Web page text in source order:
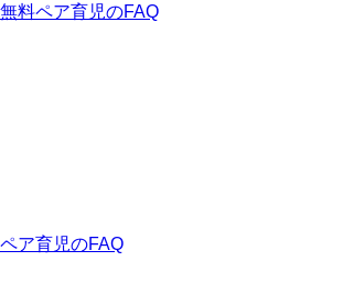
料ペア育児のFAQ
ペア育児のFAQ